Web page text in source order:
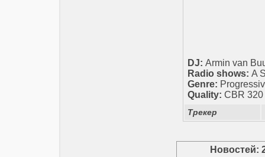
DJ: Armin van
Radio shows: A
Genre:
Quality: CBR 320
Трекер
Новостей: